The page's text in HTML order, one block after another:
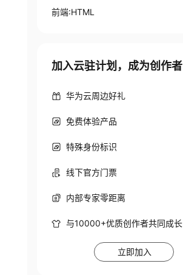
前端:HTML
加入云驻计划，成为创作者
华为云周边好礼
免费体验产品
特殊身份标识
线下官方门票
内部专家零距离
与10000+优质创作者共同成长
立即加入